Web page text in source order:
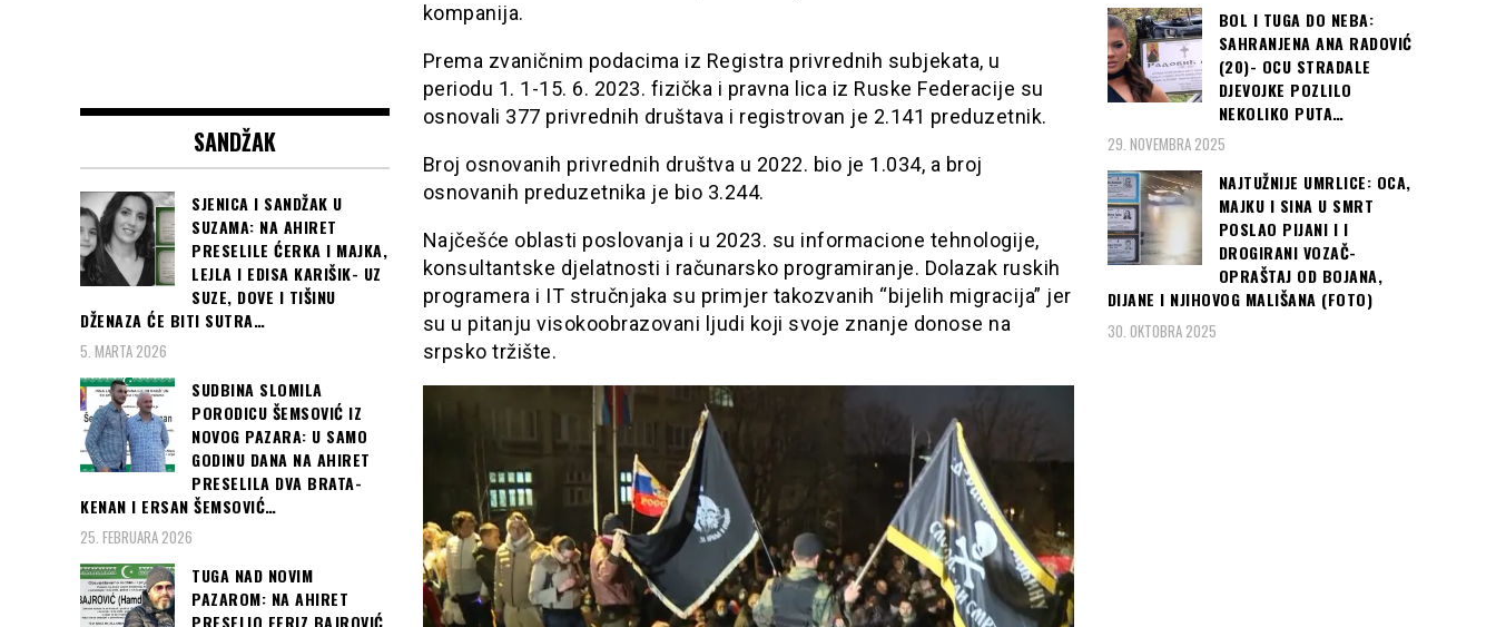
kompanija.
Prema zvaničnim podacima iz Registra privrednih subjekata, u
periodu 1. 1-15. 6. 2023. fizička i pravna lica iz Ruske Federacije su
osnovali 377 privrednih društava i registrovan je 2.141 preduzetnik.
Broj osnovanih privrednih društva u 2022. bio je 1.034, a broj
osnovanih preduzetnika je bio 3.244.
Najčešće oblasti poslovanja i u 2023. su informacione tehnologije,
konsultantske djelatnosti i računarsko programiranje. Dolazak ruskih
programera i IT stručnjaka su primjer takozvanih “bijelih migracija” jer
su u pitanju visokoobrazovani ljudi koji svoje znanje donose na
srpsko tržište.
SANDŽAK
SJENICA I SANDŽAK U
SUZAMA: NA AHIRET
PRESELILE ĆERKA I MAJKA,
LEJLA I EDISA KARIŠIK- UZ
SUZE, DOVE I TIŠINU
DŽENAZA ĆE BITI SUTRA…
5. MARTA 2026
SUDBINA SLOMILA
PORODICU ŠEMSOVIĆ IZ
NOVOG PAZARA: U SAMO
GODINU DANA NA AHIRET
PRESELILA DVA BRATA-
KENAN I ERSAN ŠEMSOVIĆ…
25. FEBRUARA 2026
TUGA NAD NOVIM
PAZAROM: NA AHIRET
BOL I TUGA DO NEBA:
SAHRANJENA ANA RADOVIĆ
(20)- OCU STRADALE
DJEVOJKE POZLILO
NEKOLIKO PUTA…
29. NOVEMBRA 2025
NAJTUŽNIJE UMRLICE: OCA,
MAJKU I SINA U SMRT
POSLAO PIJANI I I
DROGIRANI VOZAČ-
OPRAŠTAJ OD BOJANA,
DIJANE I NJIHOVOG MALIŠANA (FOTO)
30. OKTOBRA 2025